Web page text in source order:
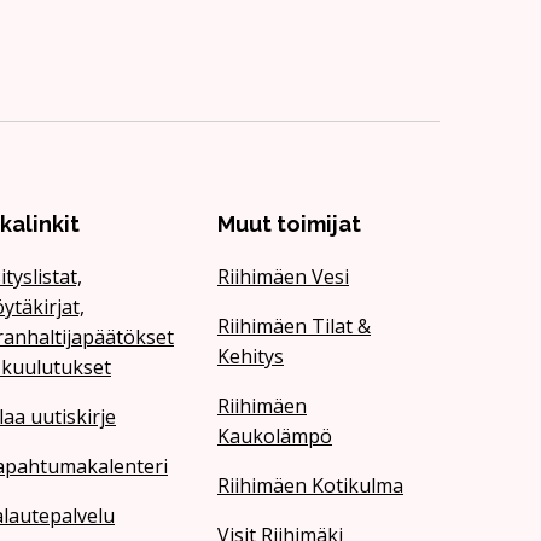
uutiskirje
Muut toimijat
Riihimäen Vesi
Riihimäen Tilat &
Kehitys
Riihimäen
Kaukolämpö
Riihimäen Kotikulma
Visit Riihimäki